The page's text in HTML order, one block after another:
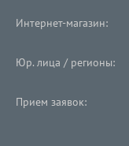
Интернет-магазин:
Юр. лица / регионы:
Прием заявок: